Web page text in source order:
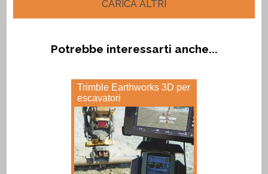
CARICA ALTRI
Potrebbe interessarti anche...
Trimble Earthworks 3D per
escavatori